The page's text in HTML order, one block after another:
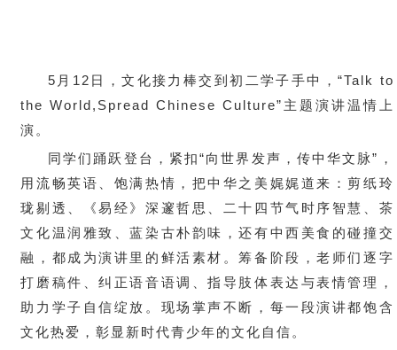
5月12日，文化接力棒交到初二学子手中，“Talk to
the World,Spread Chinese Culture”主题演讲温情上
演。
同学们踊跃登台，紧扣“向世界发声，传中华文脉”，
用流畅英语、饱满热情，把中华之美娓娓道来：剪纸玲
珑剔透、《易经》深邃哲思、二十四节气时序智慧、茶
文化温润雅致、蓝染古朴韵味，还有中西美食的碰撞交
融，都成为演讲里的鲜活素材。筹备阶段，老师们逐字
打磨稿件、纠正语音语调、指导肢体表达与表情管理，
助力学子自信绽放。现场掌声不断，每一段演讲都饱含
文化热爱，彰显新时代青少年的文化自信。